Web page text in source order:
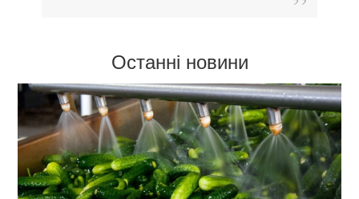
Останні новини